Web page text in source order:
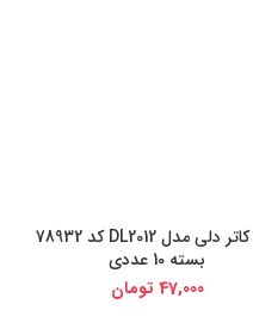
خرید از دیجی کالا
تیغ کاتر دلی مدل DL2012 کد 78932
بسته 10 عددی
47,000 تومان